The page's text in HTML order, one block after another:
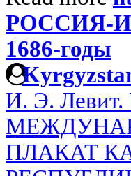
РОССИЯ-
1686-годы
И. Э.
ПЛАКАТ